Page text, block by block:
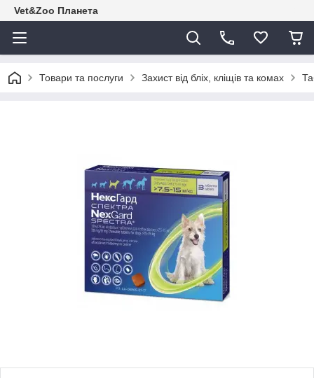
Vet&Zoo Планета
Товари та послуги Захист від бліх, кліщів та комах